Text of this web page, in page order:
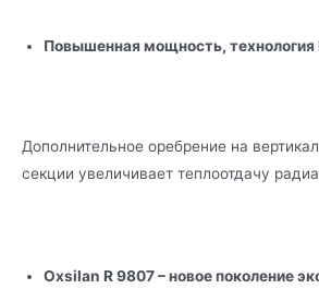
Повышенная мощность, технология
Дополнительное оребрение на
секции увеличивает теплоотдачу
Oxsilan R 9807 – новое поколение